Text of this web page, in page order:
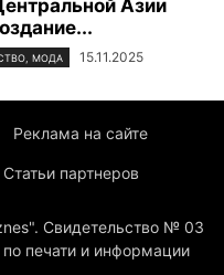
Азии
МОДА 15.11.2025
Реклама на сайте
Статьи партнеров
Свидетельство № 03
печати и информации